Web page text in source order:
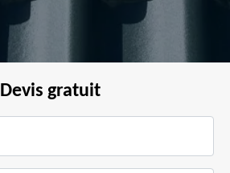
Devis gratuit